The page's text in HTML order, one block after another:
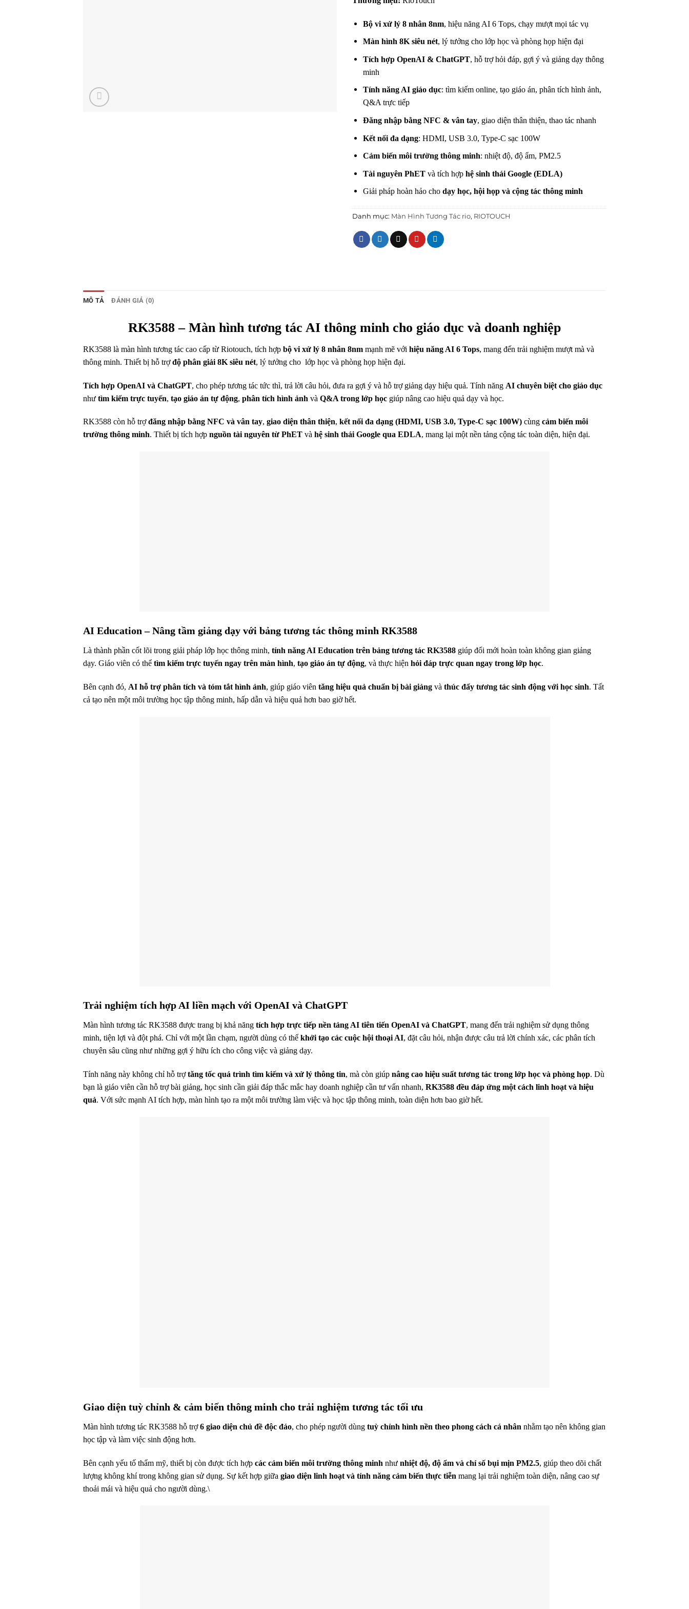
Bộ vi xử lý 8 nhân 8nm, hiệu năng AI 6 Tops, chạy mượt mọi tác vụ
Màn hình 8K siêu nét, lý tưởng cho lớp học và phòng họp hiện đại
Tích hợp OpenAI & ChatGPT, hỗ trợ hỏi đáp, gợi ý và giảng dạy thông
minh
Tính năng AI giáo dục: tìm kiếm online, tạo giáo án, phân tích hình ảnh,
Q&A trực tiếp
Đăng nhập bằng NFC & vân tay, giao diện thân thiện, thao tác nhanh
Kết nối đa dạng: HDMI, USB 3.0, Type-C sạc 100W
Cảm biến môi trường thông minh: nhiệt độ, độ ẩm, PM2.5
Tài nguyên PhETvà tích hợp hệ sinh thái Google (EDLA)
Giải pháp hoàn hảo cho dạy học, hội họp và cộng tác thông minh
Danh mục: Màn Hình Tương Tác rio, RIOTOUCH
MÔ TẢ ĐÁNH GIÁ (0)
RK3588 – Màn hình tương tác AI thông minh cho giáo dục và doanh nghiệp
RK3588 là màn hình tương tác cao cấp từ Riotouch, tích hợp bộ vi xử lý 8 nhân 8nm mạnh mẽ với hiệu năng AI 6 Tops, mang đến trải nghiệm mượt mà và
thông minh. Thiết bị hỗ trợđộ phân giải 8K siêu nét, lý tưởng cho lớp học và phòng họp hiện đại.
Tích hợp OpenAI và ChatGPT, cho phép tương tác tức thì, trả lời câu hỏi, đưa ra gợi ý và hỗ trợ giảng dạy hiệu quả. Tính năng AI chuyên biệt cho giáo dục
như tìm kiếm trực tuyến, tạo giáo án tự động, phân tích hình ảnh và Q&A trong lớp học giúp nâng cao hiệu quả dạy và học.
RK3588 còn hỗ trợđăng nhập bằng NFC và vân tay, giao diện thân thiện, kết nối đa dạng (HDMI, USB 3.0, Type-C sạc 100W) cùng cảm biến môi
trường thông minh. Thiết bị tích hợp nguồn tài nguyên từ PhET và hệ sinh thái Google qua EDLA, mang lại một nền tảng cộng tác toàn diện, hiện đại.
AI Education – Nâng tầm giảng dạy với bảng tương tác thông minh RK3588
Là thành phần cốt lõi trong giải pháp lớp học thông minh, tính năng AI Education trên bảng tương tác RK3588 giúp đổi mới hoàn toàn không gian giảng
dạy. Giáo viên có thể tìm kiếm trực tuyến ngay trên màn hình, tạo giáo án tự động, và thực hiện hỏi đáp trực quan ngay trong lớp học.
Bên cạnh đó, AI hỗ trợ phân tích và tóm tắt hình ảnh, giúp giáo viên tăng hiệu quả chuẩn bị bài giảng và thúc đẩy tương tác sinh động với học sinh. Tất
cả tạo nên một môi trường học tập thông minh, hấp dẫn và hiệu quả hơn bao giờ hết.
Trải nghiệm tích hợp AI liền mạch với OpenAI và ChatGPT
Màn hình tương tác RK3588 được trang bị khả năng tích hợp trực tiếp nền tảng AI tiên tiến OpenAI và ChatGPT, mang đến trải nghiệm sử dụng thông
minh, tiện lợi và đột phá. Chỉ với một lần chạm, người dùng có thể khởi tạo các cuộc hội thoại AI, đặt câu hỏi, nhận được câu trả lời chính xác, các phân tích
chuyên sâu cũng như những gợi ý hữu ích cho công việc và giảng dạy.
Tính năng này không chỉ hỗ trợtăng tốc quá trình tìm kiếm và xử lý thông tin, mà còn giúp nâng cao hiệu suất tương tác trong lớp học và phòng họp. Dù
bạn là giáo viên cần hỗ trợ bài giảng, học sinh cần giải đáp thắc mắc hay doanh nghiệp cần tư vấn nhanh, RK3588 đều đáp ứng một cách linh hoạt và hiệu
quả. Với sức mạnh AI tích hợp, màn hình tạo ra một môi trường làm việc và học tập thông minh, toàn diện hơn bao giờ hết.
Giao diện tuỳ chỉnh & cảm biến thông minh cho trải nghiệm tương tác tối ưu
Màn hình tương tác RK3588 hỗ trợ6 giao diện chủ đề độc đáo, cho phép người dùng tuỳ chỉnh hình nền theo phong cách cá nhân nhằm tạo nên không gian
học tập và làm việc sinh động hơn.
Bên cạnh yếu tố thẩm mỹ, thiết bị còn được tích hợp các cảm biến môi trường thông minh như nhiệt độ, độ ẩm và chỉ số bụi mịn PM2.5, giúp theo dõi chất
lượng không khí trong không gian sử dụng. Sự kết hợp giữa giao diện linh hoạt và tính năng cảm biến thực tiễn mang lại trải nghiệm toàn diện, nâng cao sự
thoải mái và hiệu quả cho người dùng.\